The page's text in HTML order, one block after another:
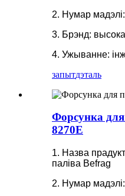
2. Нумар
3. Брэнд:
4. Ужыванне:
запытдэталь
Форсунка
8270E
1. Назва
паліва Befrag
2. Нумар